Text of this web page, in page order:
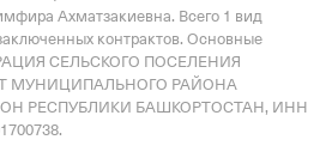
Ахматзакиевна. Всего 1 вид
контрактов. Основные
СЕЛЬСКОГО ПОСЕЛЕНИЯ
МУНИЦИПАЛЬНОГО РАЙОНА
РЕСПУБЛИКИ БАШКОРТОСТАН, ИНН